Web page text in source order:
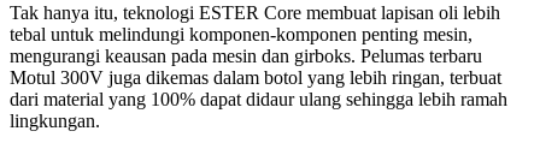
Tak hanya itu, teknologi ESTER Core membuat lapisan oli lebih
tebal untuk melindungi komponen-komponen penting mesin,
mengurangi keausan pada mesin dan girboks. Pelumas terbaru
Motul 300V juga dikemas dalam botol yang lebih ringan, terbuat
dari material yang 100% dapat didaur ulang sehingga lebih ramah
lingkungan.